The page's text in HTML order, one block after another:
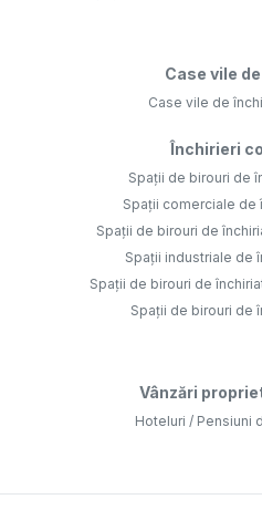
Case vile
Case vile de
Închirieri
Spații de birouri de
Spații comerciale de
Spații de birouri de
Spații industriale de
Spații de birouri de
Spații de birouri de
Vânzări
Hoteluri / Pensiuni